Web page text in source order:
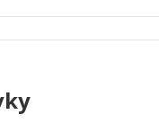
Facebook
X
LinkedIn